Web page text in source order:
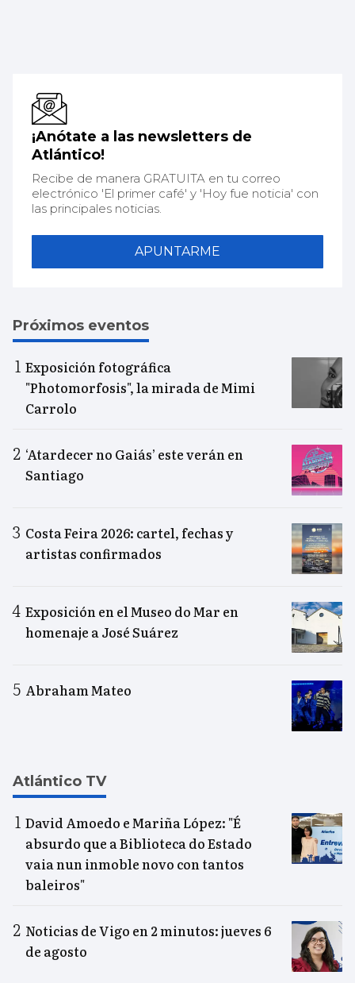
¡Anótate a las newsletters de
Atlántico!
Recibe de manera GRATUITA en tu correo
electrónico 'El primer café' y 'Hoy fue noticia' con
las principales noticias.
APUNTARME
Próximos eventos
Exposición fotográfica
"Photomorfosis", la mirada de Mimi
Carrolo
‘Atardecer no Gaiás’ este verán en
Santiago
Costa Feira 2026: cartel, fechas y
artistas confirmados
Exposición en el Museo do Mar en
homenaje a José Suárez
Abraham Mateo
Atlántico TV
David Amoedo e Mariña López: "É
absurdo que a Biblioteca do Estado
vaia nun inmoble novo con tantos
baleiros"
Noticias de Vigo en 2 minutos: jueves 6
de agosto